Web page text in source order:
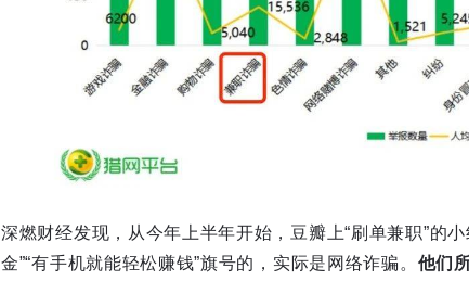
深燃财经发现，从今年上半年开始，豆瓣上“刷单兼职”的
金”“有手机就能轻松赚钱”旗号的，实际是网络诈骗。 他们